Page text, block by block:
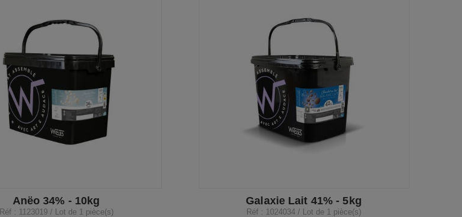
Anëo 34% - 10kg
Réf : 1123019 / Lot de 1 pièce(s)
Galaxie Lait 41% - 5kg
Réf : 1024034 / Lot de 1 pièce(s)